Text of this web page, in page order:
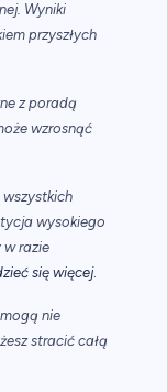
Wyniki
przyszłych
z poradą
wzrosnąć
wysokiego
w razie
się więcej.
nie
stracić całą